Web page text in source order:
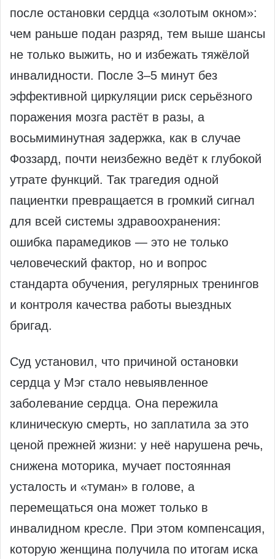
после остановки сердца «золотым окном»:
чем раньше подан разряд, тем выше шансы
не только выжить, но и избежать тяжёлой
инвалидности. После 3–5 минут без
эффективной циркуляции риск серьёзного
поражения мозга растёт в разы, а
восьмиминутная задержка, как в случае
Фоззард, почти неизбежно ведёт к глубокой
утрате функций. Так трагедия одной
пациентки превращается в громкий сигнал
для всей системы здравоохранения:
ошибка парамедиков — это не только
человеческий фактор, но и вопрос
стандарта обучения, регулярных тренингов
и контроля качества работы выездных
бригад.
Суд установил, что причиной остановки
сердца у Мэг стало невыявленное
заболевание сердца. Она пережила
клиническую смерть, но заплатила за это
ценой прежней жизни: у неё нарушена речь,
снижена моторика, мучает постоянная
усталость и «туман» в голове, а
перемещаться она может только в
инвалидном кресле. При этом компенсация,
которую женщина получила по итогам иска